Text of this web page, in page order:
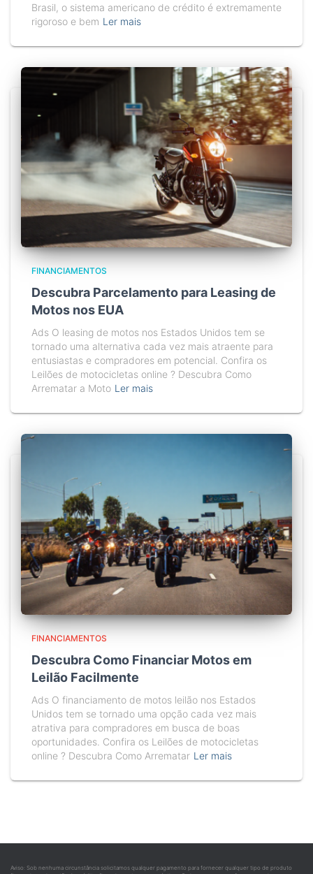
Brasil, o sistema americano de crédito é extremamente
rigoroso e bem Ler mais
FINANCIAMENTOS
Descubra Parcelamento para Leasing de
Motos nos EUA
Ads O leasing de motos nos Estados Unidos tem se
tornado uma alternativa cada vez mais atraente para
entusiastas e compradores em potencial. Confira os
Leilões de motocicletas online ? Descubra Como
Arrematar a Moto Ler mais
FINANCIAMENTOS
Descubra Como Financiar Motos em
Leilão Facilmente
Ads O financiamento de motos leilão nos Estados
Unidos tem se tornado uma opção cada vez mais
atrativa para compradores em busca de boas
oportunidades. Confira os Leilões de motocicletas
online ? Descubra Como Arrematar Ler mais
Aviso: Sob nenhuma circunstância solicitamos qualquer pagamento para fornecer qualquer tipo de produto